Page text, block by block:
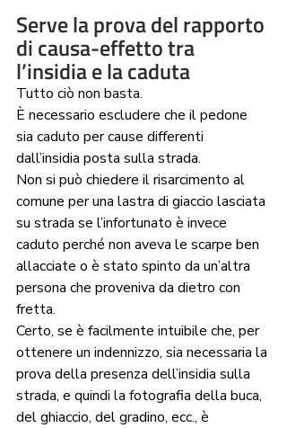
Serve la prova del rapporto
di causa-effetto tra
l’insidia e la caduta
Tutto ciò non basta.
È necessario escludere che il pedone
sia caduto per cause differenti
dall’insidia posta sulla strada.
Non si può chiedere il risarcimento al
comune per una lastra di giaccio lasciata
su strada se l’infortunato è invece
caduto perché non aveva le scarpe ben
allacciate o è stato spinto da un’altra
persona che proveniva da dietro con
fretta.
Certo, se è facilmente intuibile che, per
ottenere un indennizzo, sia necessaria la
prova della presenza dell’insidia sulla
strada, e quindi la fotografia della buca,
del ghiaccio, del gradino, ecc., è